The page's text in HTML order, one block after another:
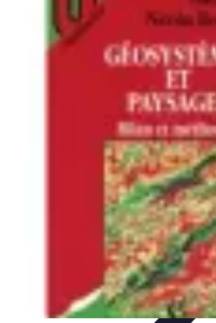
Optimise Mon Argent
Budget et Épargne
Épargne et
InvestissementsEpargne et Budget
Optimise Mon Argent